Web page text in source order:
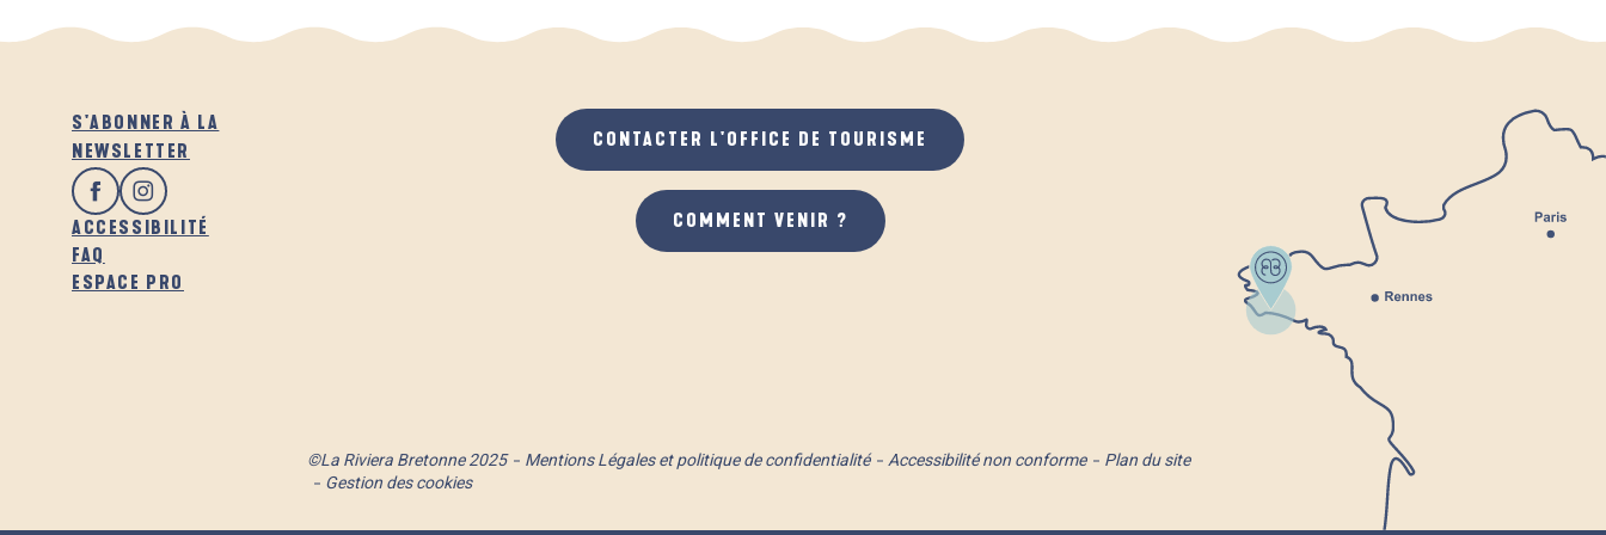
S'ABONNER À LA
NEWSLETTER
ACCESSIBILITÉ
FAQ
ESPACE PRO
CONTACTER L'OFFICE DE TOURISME
COMMENT VENIR ?
©La Riviera Bretonne 2025 Mentions Légales et politique de confidentialité Accessibilité non conforme
Plan du site
Gestion des cookies